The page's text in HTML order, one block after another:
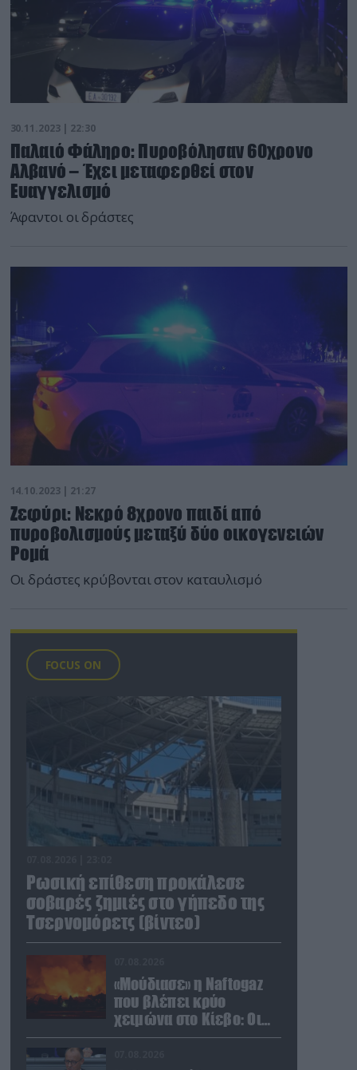
30.11.2023 | 22:30
Παλαιό Φάληρο: Πυροβόλησαν 60χρονο
Αλβανό – Έχει μεταφερθεί στον
Ευαγγελισμό
Άφαντοι οι δράστες
14.10.2023 | 21:27
Ζεφύρι: Νεκρό 8χρονο παιδί από
πυροβολισμούς μεταξύ δύο οικογενειών
Ρομά
Οι δράστες κρύβονται στον καταυλισμό
FOCUS ON
Ρωσική επίθεση προκάλεσε
σοβαρές ζημιές στο γήπεδο της
Τσερνομόρετς (βίντεο)
«Μούδιασε» η Naftogaz
που βλέπει κρύο
χειμώνα στο Κίεβο: Οι
Ρώσοι διέλυσαν 7